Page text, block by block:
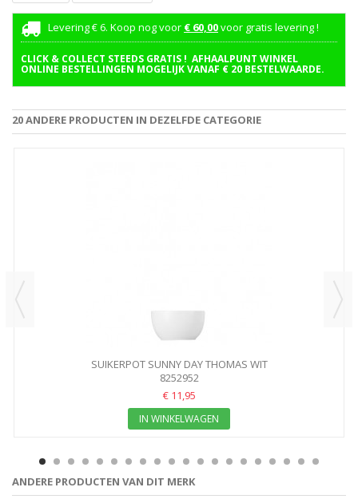
Levering € 6. Koop nog voor € 60,00voor gratis levering !
CLICK & COLLECT STEEDS GRATIS ! AFHAALPUNT WINKEL
ONLINE BESTELLINGEN MOGELIJK VANAF € 20 BESTELWAARDE.
20 ANDERE PRODUCTEN IN DEZELFDE CATEGORIE
SUIKERPOT SUNNY DAY THOMAS WIT
8252952
€ 11,95
IN WINKELWAGEN
ANDERE PRODUCTEN VAN DIT MERK